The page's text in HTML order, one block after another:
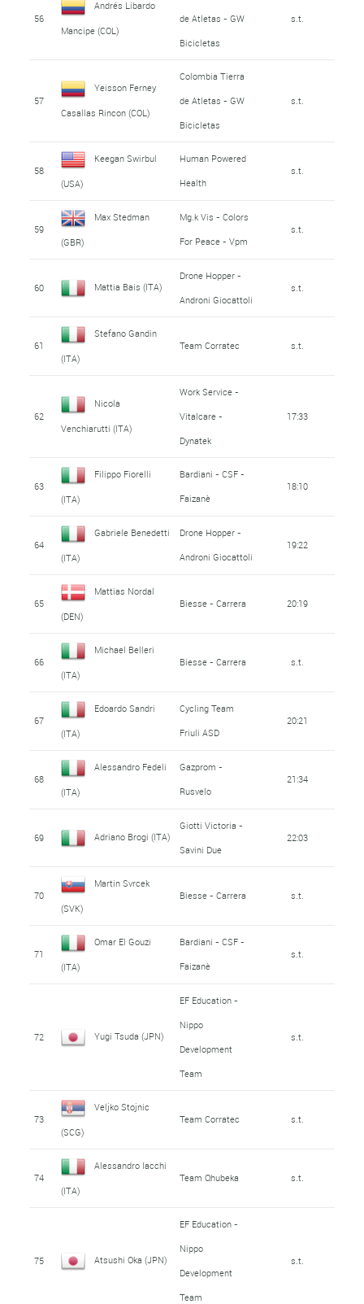
56
Andrés Libardo
Mancipe (COL)
de Atletas - GW
Bicicletas
s.t.
57
Yeisson Ferney
Casallas Rincon (COL)
Colombia Tierra
de Atletas - GW
Bicicletas
s.t.
58
Keegan Swirbul
(USA)
Human Powered
Health
s.t.
59
Max Stedman
(GBR)
Mg.k Vis - Colors
For Peace - Vpm
s.t.
60 Mattia Bais (ITA)
Drone Hopper -
Androni Giocattoli
s.t.
61
Stefano Gandin
(ITA)
Team Corratec s.t.
62
Nicola
Venchiarutti (ITA)
Work Service -
Vitalcare -
Dynatek
17:33
63
Filippo Fiorelli
(ITA)
Bardiani - CSF -
Faizanè
18:10
64
Gabriele Benedetti
(ITA)
Drone Hopper -
Androni Giocattoli
19:22
65
Mattias Nordal
(DEN)
Biesse - Carrera 20:19
66
Michael Belleri
(ITA)
Biesse - Carrera s.t.
67
Edoardo Sandri
(ITA)
Cycling Team
Friuli ASD
20:21
68
Alessandro Fedeli
(ITA)
Gazprom -
Rusvelo
21:34
69 Adriano Brogi (ITA)
Giotti Victoria -
Savini Due
22:03
70
Martin Svrcek
(SVK)
Biesse - Carrera s.t.
71
Omar El Gouzi
(ITA)
Bardiani - CSF -
Faizanè
s.t.
72 Yugi Tsuda (JPN)
EF Education -
Nippo
Development
Team
s.t.
73
Veljko Stojnic
(SCG)
Team Corratec s.t.
74
Alessandro Iacchi
(ITA)
Team Qhubeka s.t.
75 Atsushi Oka (JPN)
EF Education -
Nippo
Development
Team
s.t.